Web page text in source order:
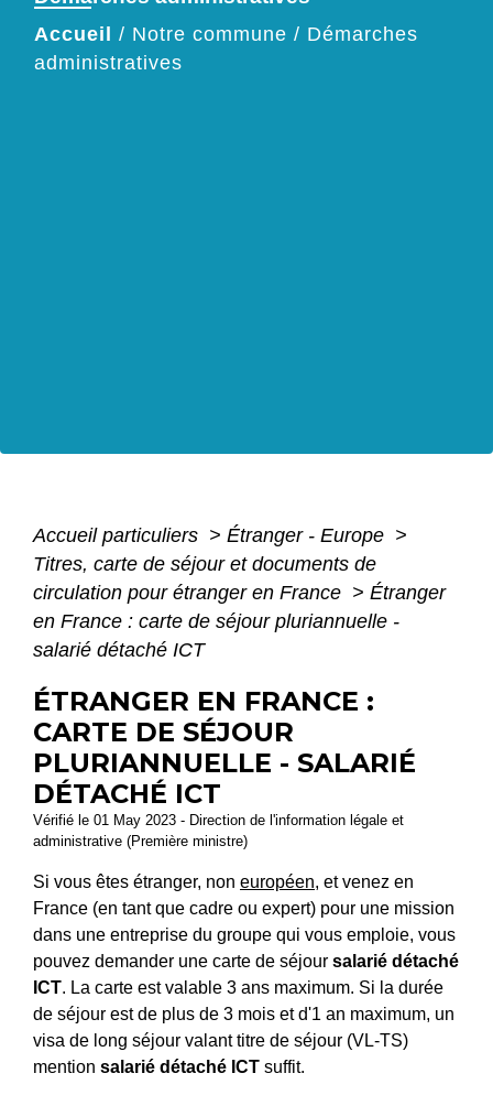
Accueil / Notre commune / Démarches
administratives
Accueil particuliers > Étranger - Europe >
Titres, carte de séjour et documents de
circulation pour étranger en France > Étranger
en France : carte de séjour pluriannuelle -
salarié détaché ICT
ÉTRANGER EN FRANCE :
CARTE DE SÉJOUR
PLURIANNUELLE - SALARIÉ
DÉTACHÉ ICT
Vérifié le 01 May 2023 - Direction de l'information légale et
administrative (Première ministre)
Si vous êtes étranger, non européen, et venez en
France (en tant que cadre ou expert) pour une mission
dans une entreprise du groupe qui vous emploie, vous
pouvez demander une carte de séjour salarié détaché
ICT. La carte est valable 3 ans maximum. Si la durée
de séjour est de plus de 3 mois et d'1 an maximum, un
visa de long séjour valant titre de séjour (VL-TS)
mention salarié détaché ICT suffit.